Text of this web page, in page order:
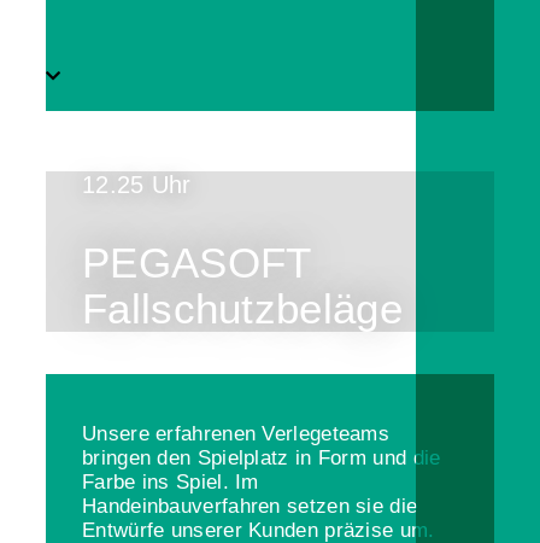
12.25 Uhr
PEGASOFT
Fallschutzbeläge
Unsere erfahrenen Verlegeteams
bringen den Spielplatz in Form und die
Farbe ins Spiel. Im
Handeinbauverfahren setzen sie die
Entwürfe unserer Kunden präzise um.